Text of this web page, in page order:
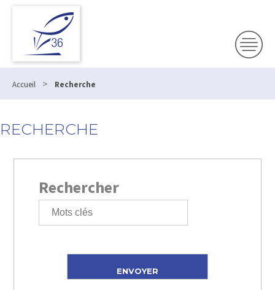
Accueil > Recherche
RECHERCHE
Rechercher